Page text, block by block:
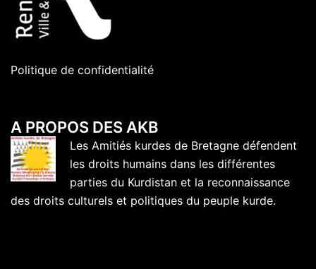
Politique de confidentialité
A PROPOS DES AKB
Les Amitiés kurdes de Bretagne défendent
les droits humains dans les différentes
parties du Kurdistan et la reconnaissance
des droits culturels et politiques du peuple kurde.